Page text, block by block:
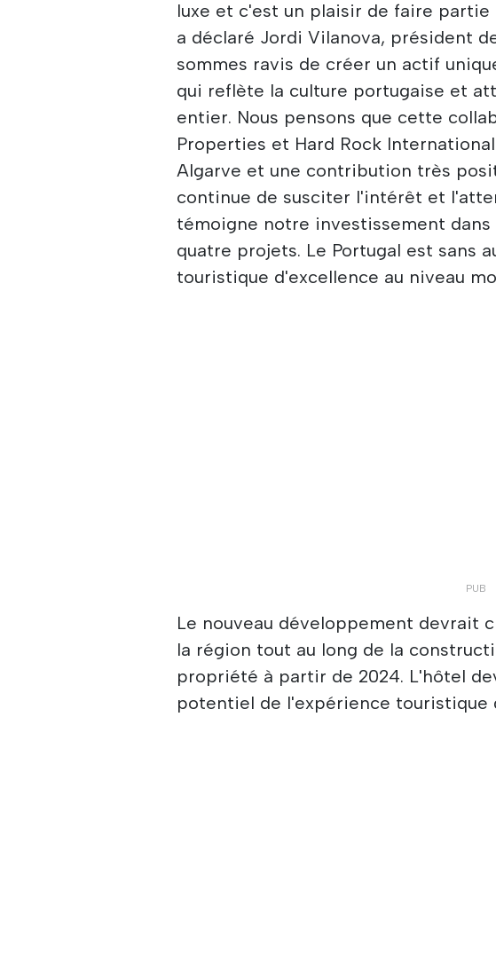
luxe et c'est un plaisir de faire
a déclaré Jordi Vilanova, président
sommes ravis de créer un actif
qui reflète la culture portugaise et
entier. Nous pensons que cette
Properties et Hard Rock
Algarve et une contribution très
continue de susciter l'intérêt et
témoigne notre investissement
quatre projets. Le Portugal est sans
touristique d'excellence au niveau
Le nouveau développement devrait
la région tout au long de la
propriété à partir de 2024. L'hôtel
potentiel de l'expérience touristique